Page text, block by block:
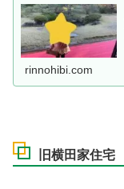
rinnohibi.com
旧横田家住宅